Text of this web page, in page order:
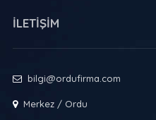
İLETİŞİM
bilgi@ordufirma.com
Merkez / Ordu